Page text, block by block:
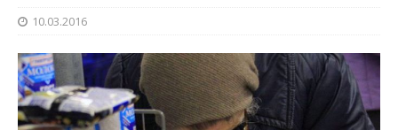
10.03.2016